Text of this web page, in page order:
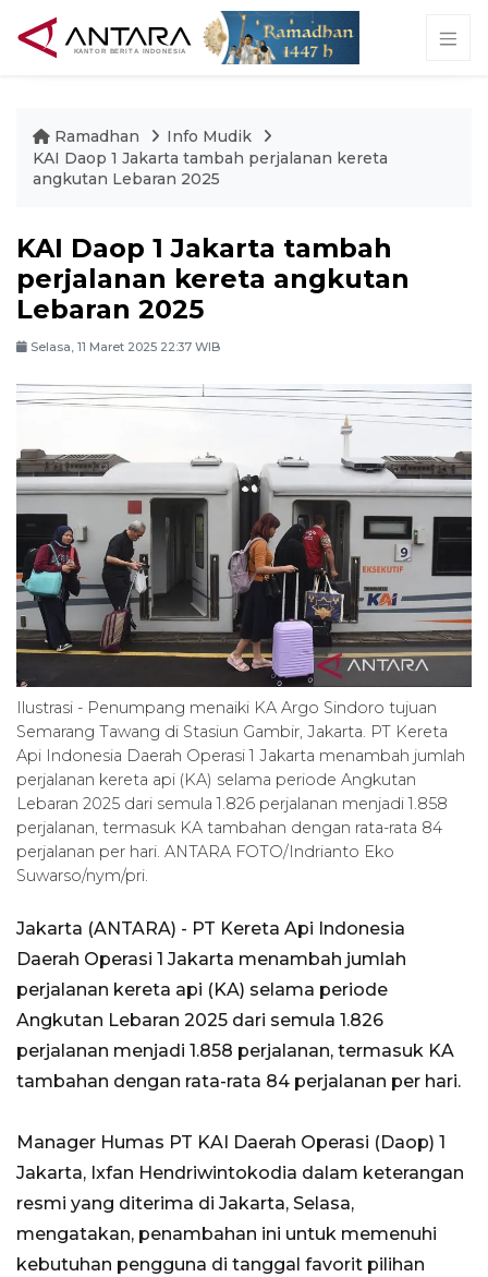
Ramadhan
Info Mudik
KAI Daop 1 Jakarta tambah perjalanan kereta
angkutan Lebaran 2025
KAI Daop 1 Jakarta tambah
perjalanan kereta angkutan
Lebaran 2025
Selasa, 11 Maret 2025 22:37 WIB
Ilustrasi - Penumpang menaiki KA Argo Sindoro tujuan
Semarang Tawang di Stasiun Gambir, Jakarta. PT Kereta
Api Indonesia Daerah Operasi 1 Jakarta menambah jumlah
perjalanan kereta api (KA) selama periode Angkutan
Lebaran 2025 dari semula 1.826 perjalanan menjadi 1.858
perjalanan, termasuk KA tambahan dengan rata-rata 84
perjalanan per hari. ANTARA FOTO/Indrianto Eko
Suwarso/nym/pri.
Jakarta (ANTARA) - PT Kereta Api Indonesia
Daerah Operasi 1 Jakarta menambah jumlah
perjalanan kereta api (KA) selama periode
Angkutan Lebaran 2025 dari semula 1.826
perjalanan menjadi 1.858 perjalanan, termasuk KA
tambahan dengan rata-rata 84 perjalanan per hari.
Manager Humas PT KAI Daerah Operasi (Daop) 1
Jakarta, Ixfan Hendriwintokodia dalam keterangan
resmi yang diterima di Jakarta, Selasa,
mengatakan, penambahan ini untuk memenuhi
kebutuhan pengguna di tanggal favorit pilihan